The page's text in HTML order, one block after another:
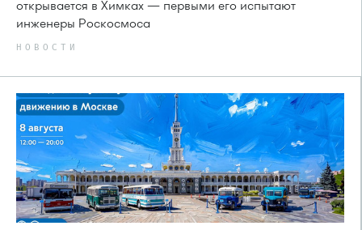
открывается в Химках — первыми его испытают
инженеры Роскосмоса
НОВОСТИ